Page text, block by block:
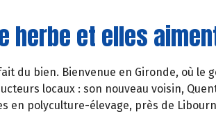
herbe et elles
du bien. Bienvenue en Gironde, où le
locaux : son nouveau voisin,
en polyculture-élevage, près de